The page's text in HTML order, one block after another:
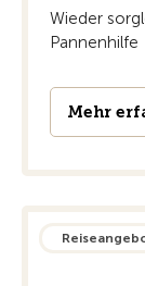
Wieder
Pannenhilfe
Mehr